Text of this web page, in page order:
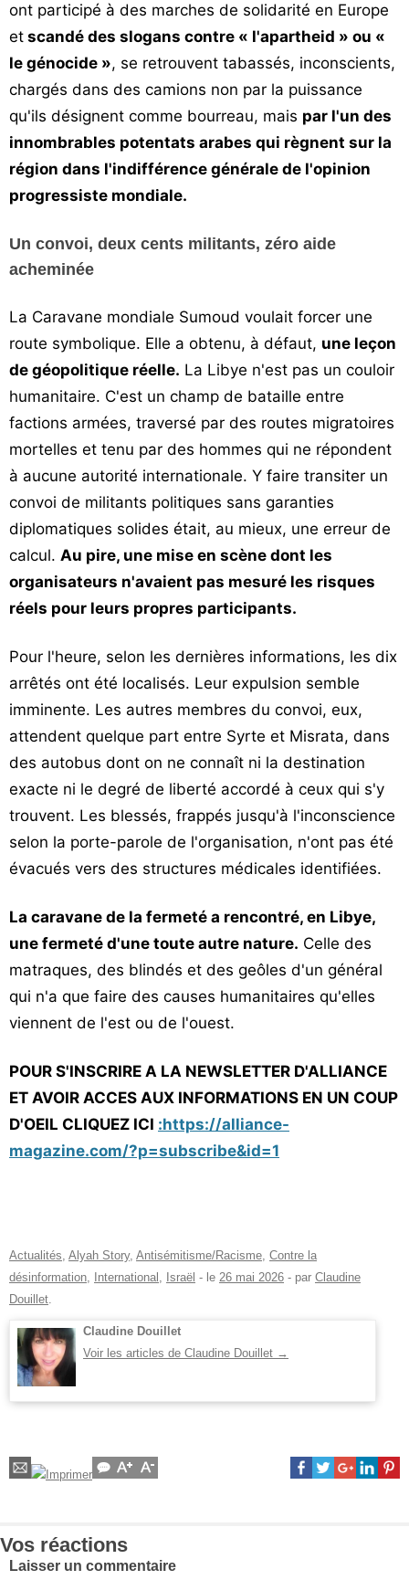
ont participé à des marches de solidarité en Europe
et scandé des slogans contre « l'apartheid » ou «
le génocide », se retrouvent tabassés, inconscients,
chargés dans des camions non par la puissance
qu'ils désignent comme bourreau, mais par l'un des
innombrables potentats arabes qui règnent sur la
région dans l'indifférence générale de l'opinion
progressiste mondiale.
Un convoi, deux cents militants, zéro aide
acheminée
La Caravane mondiale Sumoud voulait forcer une
route symbolique. Elle a obtenu, à défaut, une leçon
de géopolitique réelle. La Libye n'est pas un couloir
humanitaire. C'est un champ de bataille entre
factions armées, traversé par des routes migratoires
mortelles et tenu par des hommes qui ne répondent
à aucune autorité internationale. Y faire transiter un
convoi de militants politiques sans garanties
diplomatiques solides était, au mieux, une erreur de
calcul. Au pire, une mise en scène dont les
organisateurs n'avaient pas mesuré les risques
réels pour leurs propres participants.
Pour l'heure, selon les dernières informations, les dix
arrêtés ont été localisés. Leur expulsion semble
imminente. Les autres membres du convoi, eux,
attendent quelque part entre Syrte et Misrata, dans
des autobus dont on ne connaît ni la destination
exacte ni le degré de liberté accordé à ceux qui s'y
trouvent. Les blessés, frappés jusqu'à l'inconscience
selon la porte-parole de l'organisation, n'ont pas été
évacués vers des structures médicales identifiées.
La caravane de la fermeté a rencontré, en Libye,
une fermeté d'une toute autre nature. Celle des
matraques, des blindés et des geôles d'un général
qui n'a que faire des causes humanitaires qu'elles
viennent de l'est ou de l'ouest.
POUR S'INSCRIRE A LA NEWSLETTER D'ALLIANCE
ET AVOIR ACCES AUX INFORMATIONS EN UN COUP
D'OEIL CLIQUEZ ICI :https://alliance-
magazine.com/?p=subscribe&id=1
Actualités, Alyah Story, Antisémitisme/Racisme, Contre la
désinformation, International , Israël - le 26 mai 2026 - par Claudine
Douillet.
Claudine Douillet
Voir les articles de Claudine Douillet →
Vos réactions
Laisser un commentaire